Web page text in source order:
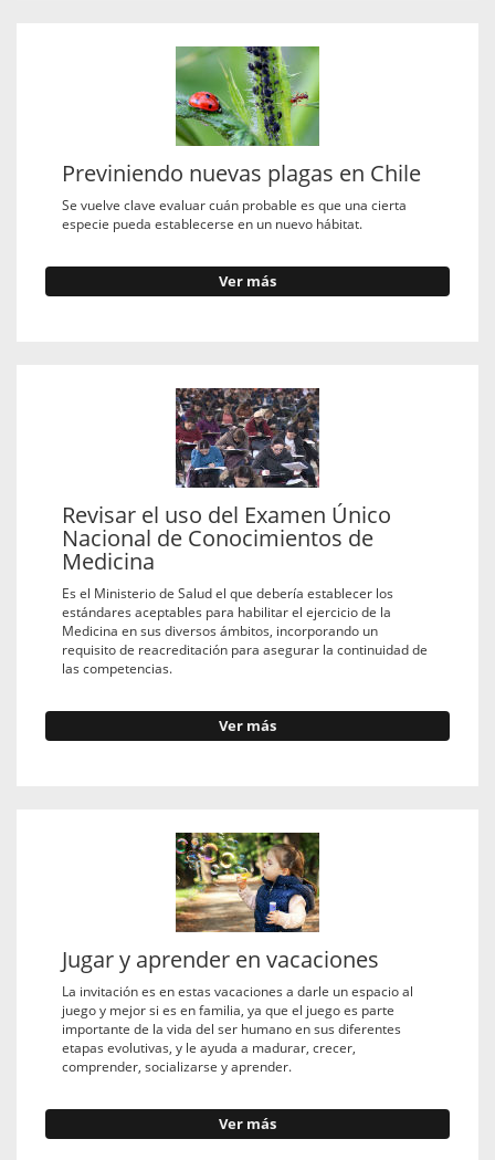
Previniendo nuevas plagas en Chile
Se vuelve clave evaluar cuán probable es que una cierta
especie pueda establecerse en un nuevo hábitat.
Ver más
Revisar el uso del Examen Único
Nacional de Conocimientos de
Medicina
Es el Ministerio de Salud el que debería establecer los
estándares aceptables para habilitar el ejercicio de la
Medicina en sus diversos ámbitos, incorporando un
requisito de reacreditación para asegurar la continuidad de
las competencias.
Ver más
Jugar y aprender en vacaciones
La invitación es en estas vacaciones a darle un espacio al
juego y mejor si es en familia, ya que el juego es parte
importante de la vida del ser humano en sus diferentes
etapas evolutivas, y le ayuda a madurar, crecer,
comprender, socializarse y aprender.
Ver más